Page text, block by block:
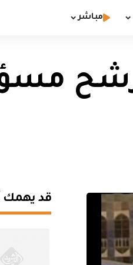
مباشر
قد يهمك